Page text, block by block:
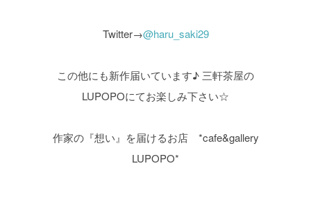
Twitter→@haru_saki29
この他にも新作届いています♪ 三軒茶屋の
LUPOPOにてお楽しみ下さい☆
作家の『想い』を届けるお店 *cafe&gallery
LUPOPO*